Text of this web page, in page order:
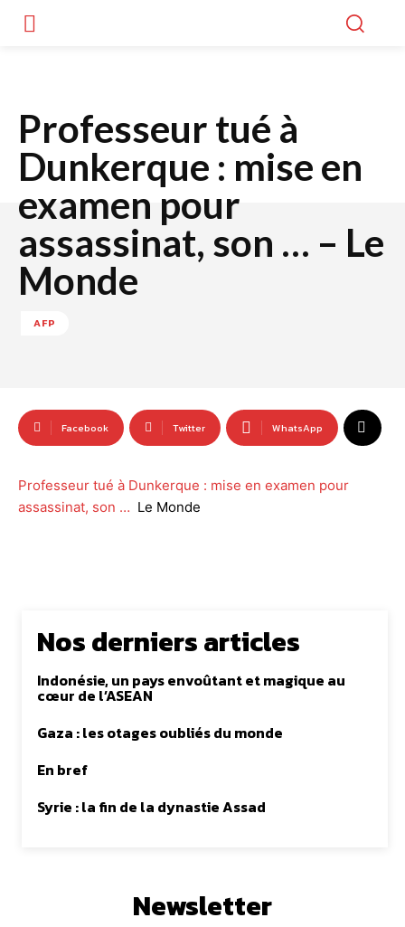
Professeur tué à
Dunkerque : mise en
examen pour
assassinat, son … – Le
Monde
AFP
Facebook Twitter WhatsApp
Professeur tué à Dunkerque : mise en examen pour
assassinat, son … Le Monde
Nos derniers articles
Indonésie, un pays envoûtant et magique au
cœur de l’ASEAN
Gaza : les otages oubliés du monde
En bref
Syrie : la fin de la dynastie Assad
Newsletter